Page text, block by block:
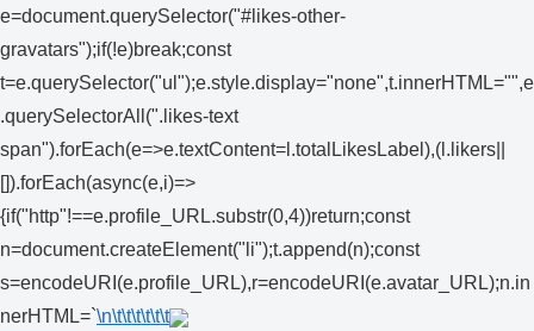
e=document.querySelector("#likes-other-
gravatars");if(!e)break;const
t=e.querySelector("ul");e.style.display="none",t.innerHTML="",e
.querySelectorAll(".likes-text
span").forEach(e=>e.textContent=l.totalLikesLabel),(l.likers||
[]).forEach(async(e,i)=>
{if("http"!==e.profile_URL.substr(0,4))return;const
n=document.createElement("li");t.append(n);const
s=encodeURI(e.profile_URL),r=encodeURI(e.avatar_URL);n.in
nerHTML=`\n\t\t\t\t\t\t